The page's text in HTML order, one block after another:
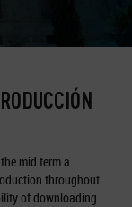
mid term a
throughout
of downloading